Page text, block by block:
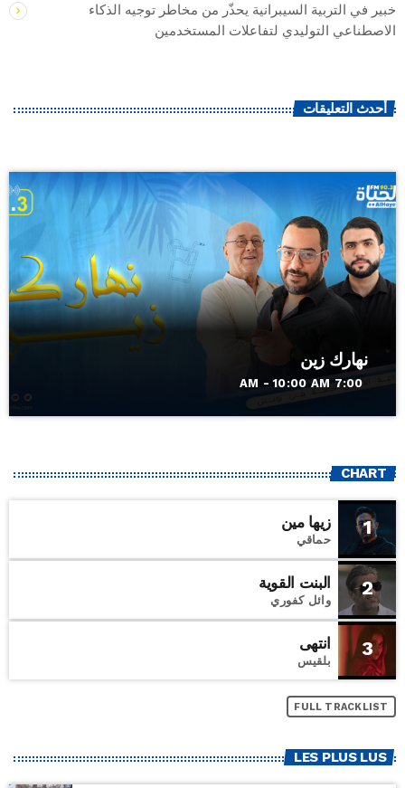
خبير في التربية السيبرانية يحذّر من مخاطر توجيه الذكاء
الاصطناعي التوليدي لتفاعلات المستخدمين
أحدث التعليقات
نهارك زين
7:00 AM - 10:00 AM
CHART
1 زيها مين
حماقي
2 البنت القوية
وائل كفوري
3 انتهى
بلقيس
FULL TRACKLIST
LES PLUS LUS